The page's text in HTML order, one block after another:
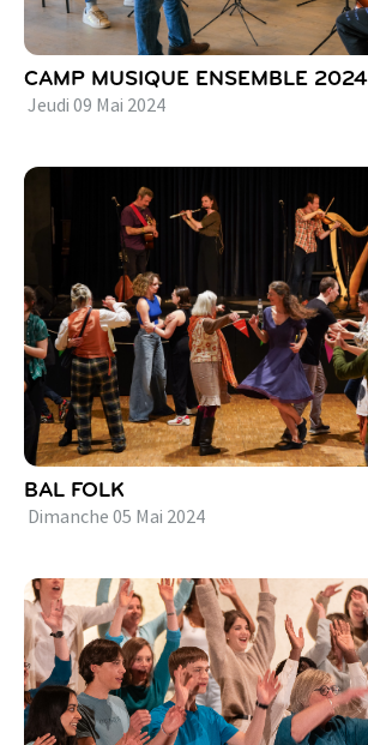
CAMP MUSIQUE ENSEMBLE 2024
Jeudi 09 Mai 2024
BAL FOLK
Dimanche 05 Mai 2024